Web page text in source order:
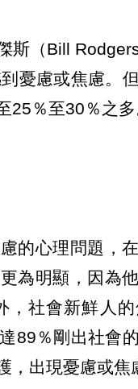
斯（Bill
憂慮或焦慮。
25％至30％之多
的心理問題，
為明顯，因為
，社會新鮮人
89％剛出社會
出現憂慮或焦